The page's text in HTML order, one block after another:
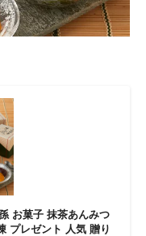
お菓子 抹茶あんみつ
プレゼント 人気 贈り